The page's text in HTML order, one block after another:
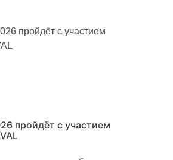
пройдёт с участием